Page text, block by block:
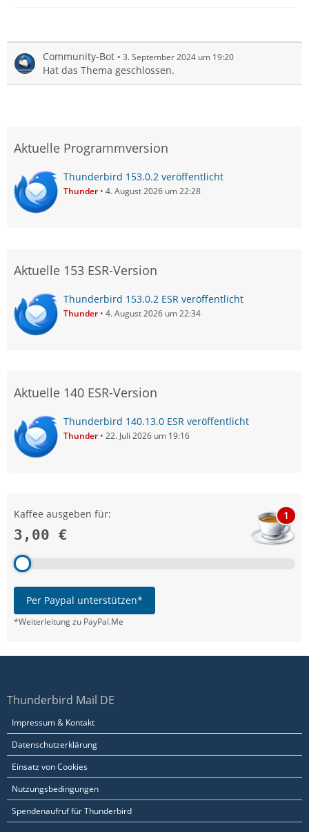
Community-Bot 3. September 2024 um 19:20
Hat das Thema geschlossen.
Aktuelle Programmversion
Thunderbird 153.0.2 veröffentlicht
Thunder 4. August 2026 um 22:28
Aktuelle 153 ESR-Version
Thunderbird 153.0.2 ESR veröffentlicht
Thunder 4. August 2026 um 22:34
Aktuelle 140 ESR-Version
Thunderbird 140.13.0 ESR veröffentlicht
Thunder 22. Juli 2026 um 19:16
Kaffee ausgeben für:
3,00 €
1
Per Paypal unterstützen*
*Weiterleitung zu PayPal.Me
Thunderbird Mail DE
Impressum & Kontakt
Datenschutzerklärung
Einsatz von Cookies
Nutzungsbedingungen
Spendenaufruf für Thunderbird